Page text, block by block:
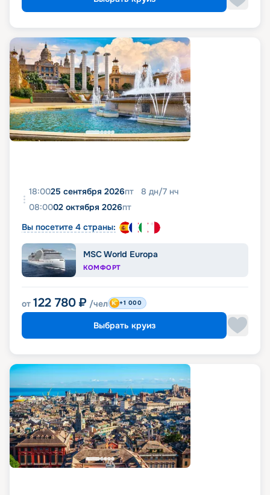
18:0025 сентября 2026пт 8 дн/7 нч
08:0002 октября 2026пт
Вы посетите 4 страны:
MSC World Europa
КОМФОРТ
от 122 780 ₽ /чел +1 000
Выбрать круиз